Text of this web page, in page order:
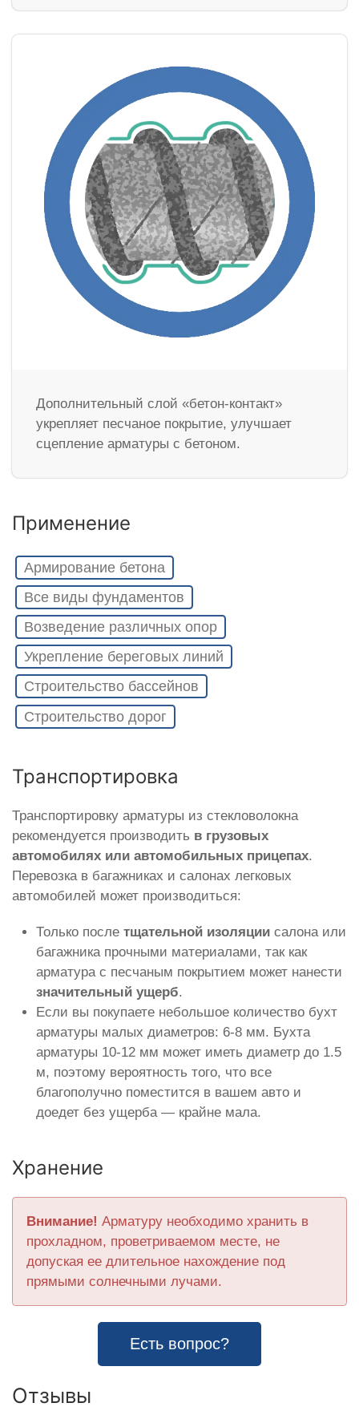
Дополнительный слой «бетон-контакт»
укрепляет песчаное покрытие, улучшает
сцепление арматуры с бетоном.
Применение
Армирование бетона
Все виды фундаментов
Возведение различных опор
Укрепление береговых линий
Строительство бассейнов
Строительство дорог
Транспортировка
Транспортировку арматуры из стекловолокна
рекомендуется производить в грузовых
автомобилях или автомобильных прицепах.
Перевозка в багажниках и салонах легковых
автомобилей может производиться:
Только после тщательной изоляции салона или
багажника прочными материалами, так как
арматура с песчаным покрытием может нанести
значительный ущерб.
Если вы покупаете небольшое количество бухт
арматуры малых диаметров: 6-8 мм. Бухта
арматуры 10-12 мм может иметь диаметр до 1.5
м, поэтому вероятность того, что все
благополучно поместится в вашем авто и
доедет без ущерба — крайне мала.
Хранение
Внимание! Арматуру необходимо хранить в
прохладном, проветриваемом месте, не
допуская ее длительное нахождение под
прямыми солнечными лучами.
Есть вопрос?
Отзывы